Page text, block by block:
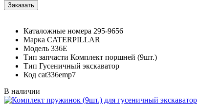
Каталожные номера 295-9656
Марка CATERPILLAR
Модель 336E
Тип запчасти Комплект поршней (9шт.)
Тип Гусеничный экскаватор
Код cat336emp7
В наличии